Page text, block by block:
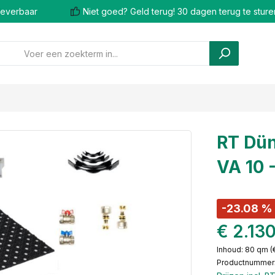
Niet goed? Geld terug! 30 dagen terug te
RT
VA 10
-23.08 %
€
Inhoud: 80 qm